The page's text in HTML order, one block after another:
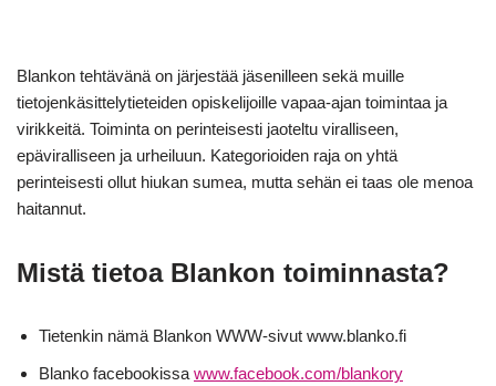
Blankon tehtävänä on järjestää jäsenilleen sekä muille
tietojenkäsittelytieteiden opiskelijoille vapaa-ajan toimintaa ja
virikkeitä. Toiminta on perinteisesti jaoteltu viralliseen,
epäviralliseen ja urheiluun. Kategorioiden raja on yhtä
perinteisesti ollut hiukan sumea, mutta sehän ei taas ole menoa
haitannut.
Mistä tietoa Blankon toiminnasta?
Tietenkin nämä Blankon WWW-sivut www.blanko.fi
Blanko facebookissa www.facebook.com/blankory